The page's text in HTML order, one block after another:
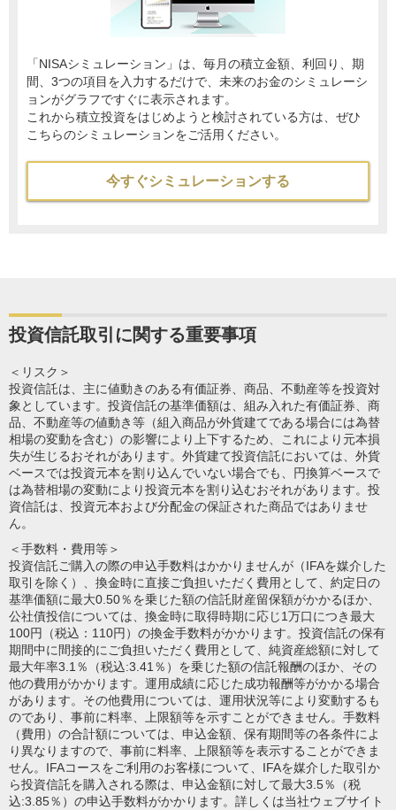
「NISAシミュレーション」は、毎月の積立金額、利回り、期
間、3つの項目を入力するだけで、未来のお金のシミュレーシ
ョンがグラフですぐに表示されます。
これから積立投資をはじめようと検討されている方は、ぜひ
こちらのシミュレーションをご活用ください。
今すぐシミュレーションする
投資信託取引に関する重要事項
＜リスク＞
投資信託は、主に値動きのある有価証券、商品、不動産等を投資対
象としています。投資信託の基準価額は、組み入れた有価証券、商
品、不動産等の値動き等（組入商品が外貨建てである場合には為替
相場の変動を含む）の影響により上下するため、これにより元本損
失が生じるおそれがあります。外貨建て投資信託においては、外貨
ベースでは投資元本を割り込んでいない場合でも、円換算ベースで
は為替相場の変動により投資元本を割り込むおそれがあります。投
資信託は、投資元本および分配金の保証された商品ではありませ
ん。
＜手数料・費用等＞
投資信託ご購入の際の申込手数料はかかりませんが（IFAを媒介した
取引を除く）、換金時に直接ご負担いただく費用として、約定日の
基準価額に最大0.50％を乗じた額の信託財産留保額がかかるほか、
公社債投信については、換金時に取得時期に応じ1万口につき最大
100円（税込：110円）の換金手数料がかかります。投資信託の保有
期間中に間接的にご負担いただく費用として、純資産総額に対して
最大年率3.1％（税込:3.41％）を乗じた額の信託報酬のほか、その
他の費用がかかります。運用成績に応じた成功報酬等がかかる場合
があります。その他費用については、運用状況等により変動するも
のであり、事前に料率、上限額等を示すことができません。手数料
（費用）の合計額については、申込金額、保有期間等の各条件によ
り異なりますので、事前に料率、上限額等を表示することができま
せん。IFAコースをご利用のお客様について、IFAを媒介した取引か
ら投資信託を購入される際は、申込金額に対して最大3.5％（税
込:3.85％）の申込手数料がかかります。詳しくは当社ウェブサイト